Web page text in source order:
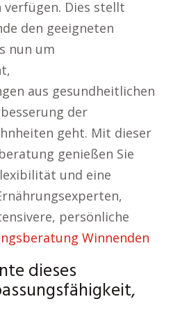
verfügen. Dies stellt
den geeigneten
nun um
aus gesundheitlichen
der
geht. Mit dieser
genießen Sie
und eine
persönliche
Winnenden
dieses